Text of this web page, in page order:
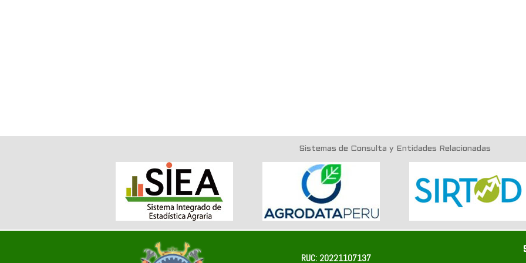
Sistemas de Consulta y Entidades Relacionadas
RUC: 20221107137